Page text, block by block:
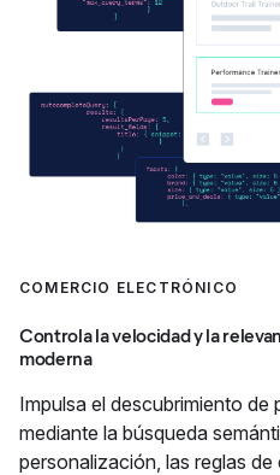
COMERCIO ELECTRÓNICO
Controla la velocidad y la
moderna
Impulsa el descubrimiento
mediante la búsqueda
personalización, las reglas